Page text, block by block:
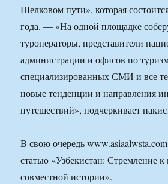
Шелковом пути», которая
года. — «На одной площадке
туроператоры, представители
администрации и офисов по
специализированных СМИ и все
новые тенденции и направления
путешествий», подчеркивает
В свою очередь
статью «Узбекистан: Стремление
совместной истории».